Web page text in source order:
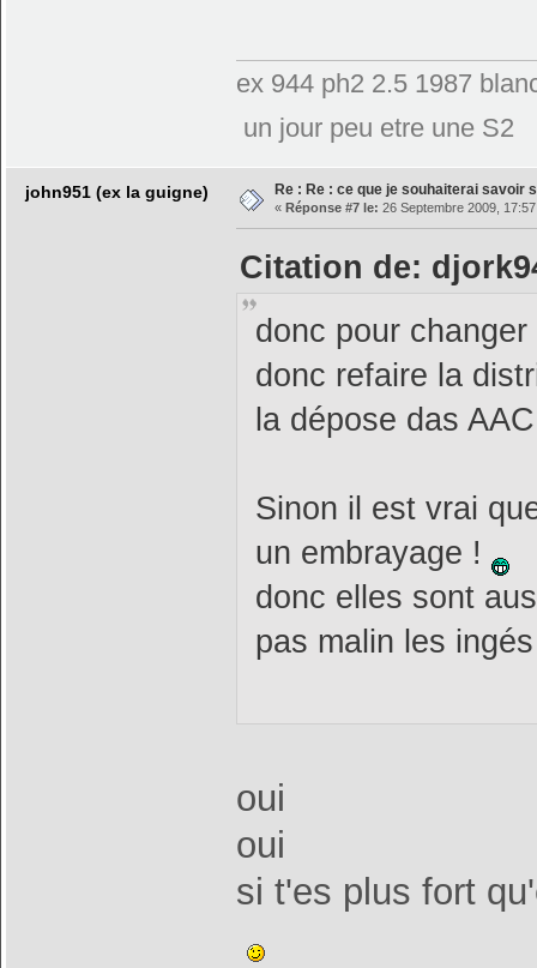
ex 944 ph2 2.5 1987
un jour peu etre une S2
john951 (ex la guigne) Re : Re : ce que je souhaiterai savoir
« Réponse #7 le: 26 Septembre 2009,
Citation de:
donc pour
donc refaire la
la dépose das
Sinon il est vrai
un embrayage !
donc elles sont
pas malin les
oui
oui
si t'es plus fort